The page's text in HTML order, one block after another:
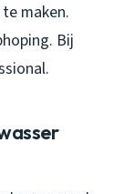
maken.
Bij